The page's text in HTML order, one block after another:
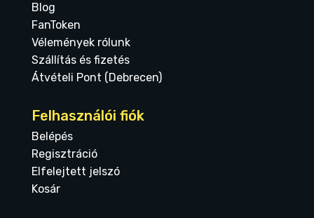
Blog
FanToken
Vélemények rólunk
Szállítás és fizetés
Átvételi Pont (Debrecen)
Felhasználói fiók
Belépés
Regisztráció
Elfelejtett jelszó
Kosár